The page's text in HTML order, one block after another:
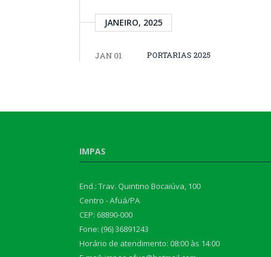
JANEIRO, 2025
JAN 01 PORTARIAS 2025
IMPAS
End.: Trav. Quintino Bocaiúva, 100
Centro - Afuá/PA
CEP: 68890-000
Fone: (96) 36891243
Horário de atendimento: 08:00 às 14:00